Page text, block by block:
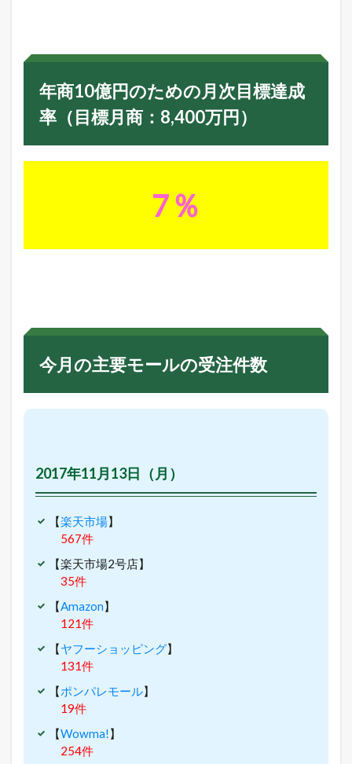
年商10億円のための月次目標達成
率（目標月商：8,400万円）
7％
今月の主要モールの受注件数
2017年11月13日（月）
【楽天市場】
567件
【楽天市場2号店】
35件
【Amazon】
121件
【ヤフーショッピング】
131件
【ポンパレモール】
19件
【Wowma!】
254件